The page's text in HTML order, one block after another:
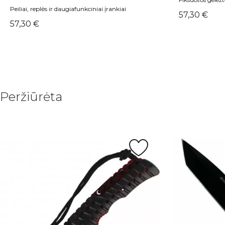
Peiliai, replės ir daugiafunkciniai įrankiai
Kaina
57,30 €
Kaina
57,30 €
Peržiūrėta